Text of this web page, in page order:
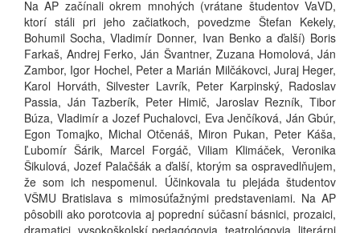
Na AP začínali okrem mnohých (vrátane študentov VaVD,
ktorí stáli pri jeho začiatkoch, povedzme Štefan Kekely,
Bohumil Socha, Vladimír Donner, Ivan Benko a ďalší) Boris
Farkaš, Andrej Ferko, Ján Švantner, Zuzana Homolová, Ján
Zambor, Igor Hochel, Peter a Marián Milčákovci, Juraj Heger,
Karol Horváth, Silvester Lavrík, Peter Karpinský, Radoslav
Passia, Ján Tazberík, Peter Himič, Jaroslav Rezník, Tibor
Búza, Vladimír a Jozef Puchalovci, Eva Jenčíková, Ján Gbúr,
Egon Tomajko, Michal Otčenáš, Miron Pukan, Peter Káša,
Ľubomír Šárik, Marcel Forgáč, Viliam Klimáček, Veronika
Šikulová, Jozef Palačšák a ďalší, ktorým sa ospravedlňujem,
že som ich nespomenul. Účinkovala tu plejáda študentov
VŠMU Bratislava s mimosúťažnými predstaveniami. Na AP
pôsobili ako porotcovia aj poprední súčasní básnici, prozaici,
dramatici, vysokoškolskí pedagógovia, teatrológovia, literárni